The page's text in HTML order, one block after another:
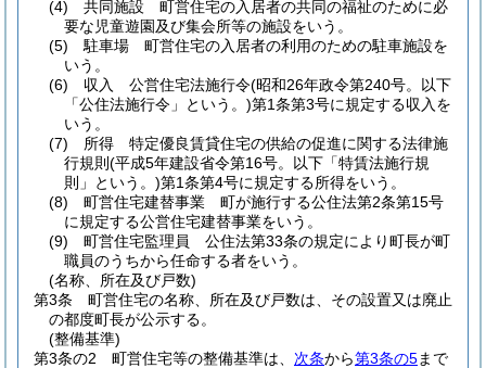
(4)
共同施設 町営住宅の入居者の共同の福祉のために必
要な児童遊園及び集会所等の施設をいう。
(5)
駐車場 町営住宅の入居者の利用のための駐車施設を
いう。
(6)
収入 公営住宅法施行令(昭和26年政令第240号。以下
「公住法施行令」という。)第1条第3号に規定する収入を
いう。
(7)
所得 特定優良賃貸住宅の供給の促進に関する法律施
行規則 (平成5年建設省令第16号。以下「特賃法施行規
則」という。)第1条第4号に規定する所得をいう。
(8)
町営住宅建替事業 町が施行する公住法第2条第15号
に規定する公営住宅建替事業をいう。
(9)
町営住宅監理員 公住法第33条の規定により町長が町
職員のうちから任命する者をいう。
(名称、所在及び戸数)
第3条
町営住宅の名称、所在及び戸数は、その設置又は廃止
の都度町長が公示する。
(整備基準)
第3条の2
町営住宅等の整備基準は、 次条から第3条の5まで